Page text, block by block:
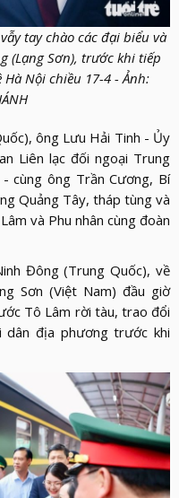
tay chào các đại biểu và
(Lạng Sơn), trước khi tiếp
Nội chiều 17-4 - Ảnh:
ông Lưu Hải Tinh - Ủy
Liên lạc đối ngoại Trung
cùng ông Trần Cương, Bí
Quảng Tây, tháp tùng và
và Phu nhân cùng đoàn
Đông (Trung Quốc), về
Sơn (Việt Nam) đầu giờ
Tô Lâm rời tàu, trao đổi
dân địa phương trước khi